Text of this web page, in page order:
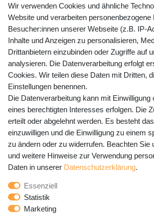
+49 (0) 35243 460 400
Mo-Fr 9-15 Uhr
shop@banjado.com
Preisangaben inkl. gesetzl. MwSt. und
Versandkosten
Newsletter Anmeldung -
mehr verpassen!
E-MAIL **
Newsletter
Honig
Hiermit bestätige ich, dass ich die
gelesen habe. Meine Einwilligung kann
widerrufen.**
Wir verwenden Cookies und ähnliche
Website und verarbeiten personenbezogene
Besucher:innen unserer Webseite (z.B. IP-
Inhalte und Anzeigen zu personalisieren,
Drittanbietern einzubinden oder Zugriffe auf
analysieren. Die Datenverarbeitung erfolgt
Cookies. Wir teilen diese Daten mit Dritten,
Einstellungen benennen.
Die Datenverarbeitung kann mit Einwilligung
eines berechtigten Interesses erfolgen. Die
erteilt oder abgelehnt werden. Es besteht
einzuwilligen und die Einwilligung zu einem
zu ändern oder zu widerrufen. Beachten Sie
und weitere Hinweise zur Verwendung
Daten in unserer Daten­schutz­erklärung.
Essenziell
Statistik
Marketing